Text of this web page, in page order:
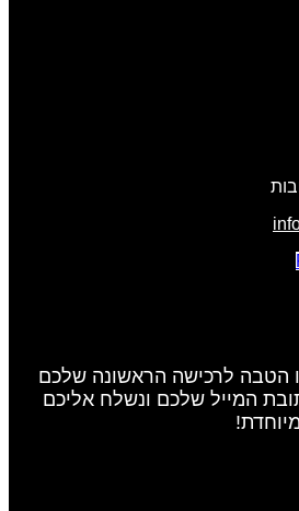
הטבה לרכישה הראשונה שלכם
המייל שלכם ונשלח אליכם